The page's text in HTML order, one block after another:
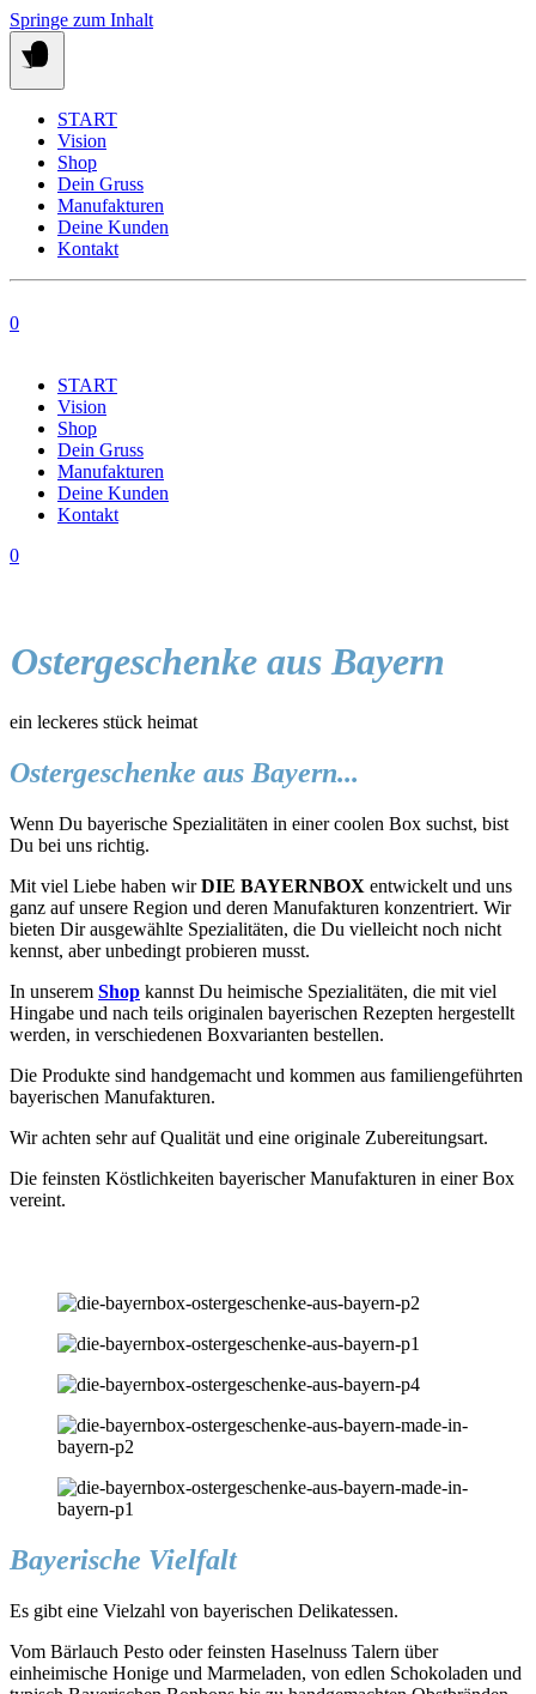
Springe zum Inhalt
START
Vision
Shop
Dein Gruss
Manufakturen
Deine Kunden
Kontakt
0
START
Vision
Shop
Dein Gruss
Manufakturen
Deine Kunden
Kontakt
0
Ostergeschenke aus Bayern
ein leckeres stück heimat
Ostergeschenke aus Bayern...
Wenn Du bayerische Spezialitäten in einer coolen Box suchst, bist
Du bei uns richtig.
Mit viel Liebe haben wirDIE BAYERNBOX entwickelt und uns
ganz auf unsere Region und deren Manufakturen konzentriert. Wir
bieten Dir ausgewählte Spezialitäten, die Du vielleicht noch nicht
kennst, aber unbedingt probieren musst.
In unserem Shop kannst Du heimische Spezialitäten, die mit viel
Hingabe und nach teils originalen bayerischen Rezepten hergestellt
werden, in verschiedenen Boxvarianten bestellen.
Die Produkte sind handgemacht und kommen aus familiengeführten
bayerischen Manufakturen.
Wir achten sehr auf Qualität und eine originale Zubereitungsart.
Die feinsten Köstlichkeiten bayerischer Manufakturen in einer Box
vereint.
Bayerische Vielfalt
Es gibt eine Vielzahl von bayerischen Delikatessen.
Vom Bärlauch Pesto oder feinsten Haselnuss Talern über
einheimische Honige und Marmeladen, von edlen Schokoladen und